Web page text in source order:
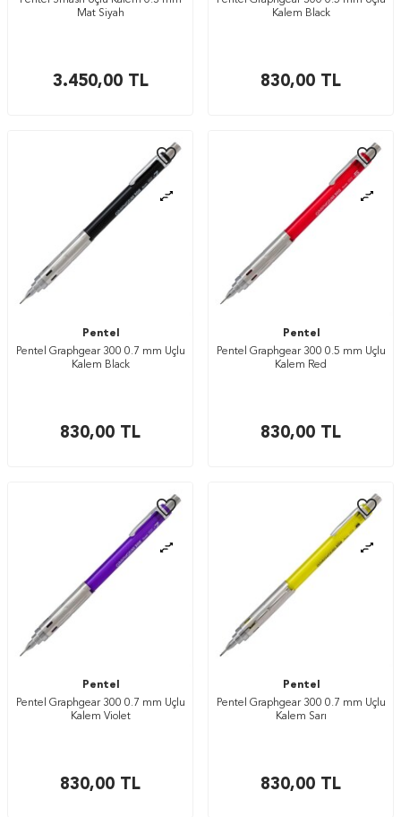
Mat Siyah
3.450,00TL
Kalem Black
830,00 TL
Pentel
Pentel Graphgear 300 0.7 mm Uçlu
Kalem Black
830,00 TL
Pentel
Pentel Graphgear 300 0.5 mm Uçlu
Kalem Red
830,00 TL
Pentel
Pentel Graphgear 300 0.7 mm Uçlu
Kalem Violet
830,00 TL
Pentel
Pentel Graphgear 300 0.7 mm Uçlu
Kalem Sarı
830,00 TL